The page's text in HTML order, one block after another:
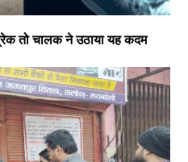
तो चालक ने उठाया यह कदम